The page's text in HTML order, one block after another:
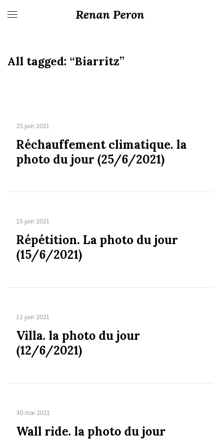
Renan Peron
All tagged: “Biarritz”
25 juin 2021
Réchauffement climatique. la
photo du jour (25/6/2021)
15 juin 2021
Répétition. La photo du jour
(15/6/2021)
11 juin 2021
Villa. la photo du jour
(12/6/2021)
30 mai 2021
Wall ride. la photo du jour